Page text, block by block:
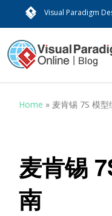
Visual Paradigm
Home » 麦肯锡 7S 模型
麦肯锡
南